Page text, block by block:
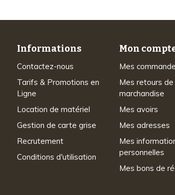
Informations
Contactez-nous
Tarifs & Promotions en
Ligne
Location de matériel
Gestion de carte grise
Recrutement
Conditions d'utilisation
Mon
Mes
Mes retours de
marchandise
Mes avoirs
Mes adresses
Mes
personnelles
Mes bons de